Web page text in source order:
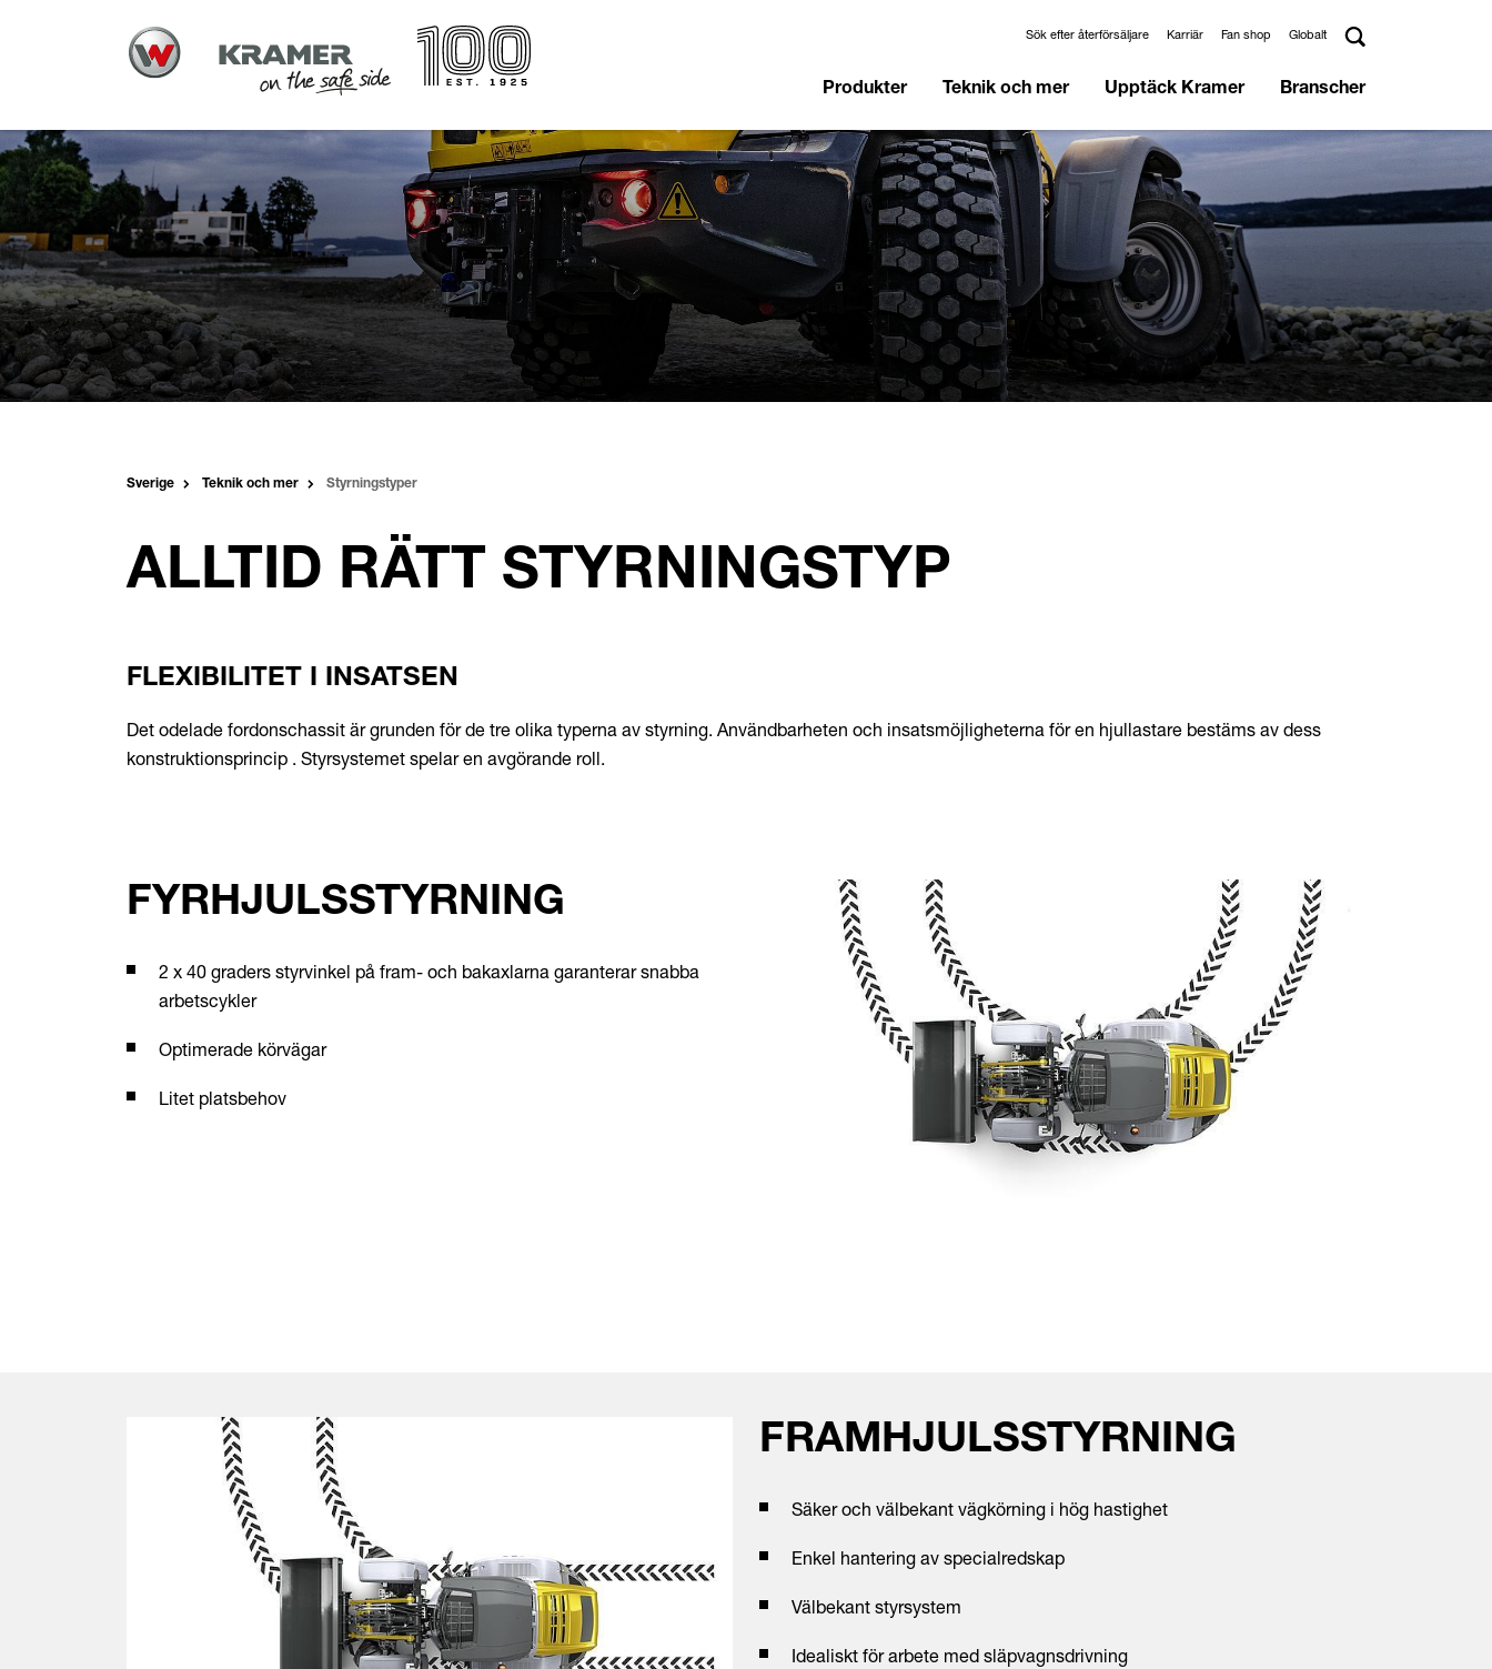
Sök efter återförsäljare Karriär Fan shop Globalt
Produkter Teknik och mer Upptäck Kramer Branscher
Sverige Teknik och mer Styrningstyper
ALLTID RÄTT STYRNINGSTYP
FLEXIBILITET I INSATSEN
Det odelade fordonschassit är grunden för de tre olika typerna av styrning. Användbarheten och insatsmöjligheterna för en hjullastare bestäms av dess
konstruktionsprincip . Styrsystemet spelar en avgörande roll.
FYRHJULSSTYRNING
2 x 40 graders styrvinkel på fram- och bakaxlarna garanterar snabba
arbetscykler
Optimerade körvägar
Litet platsbehov
FRAMHJULSSTYRNING
Säker och välbekant vägkörning i hög hastighet
Enkel hantering av specialredskap
Välbekant styrsystem
Idealiskt för arbete med släpvagnsdrivning